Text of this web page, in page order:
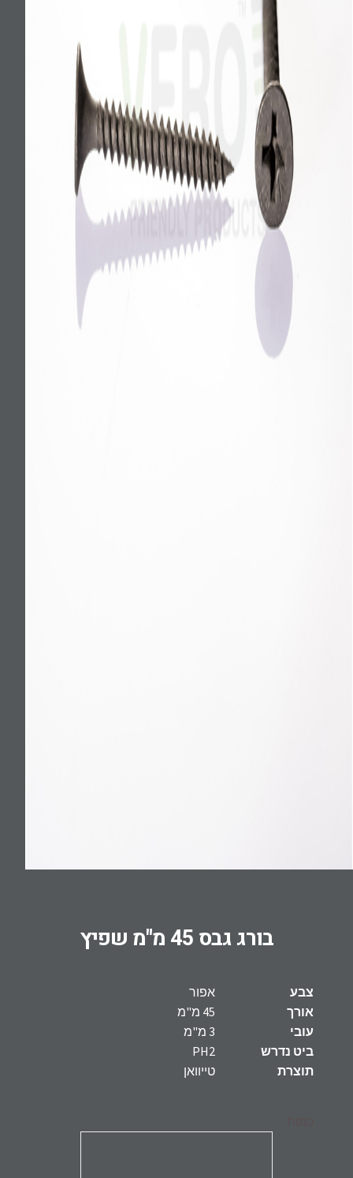
בורג גבס 45 מ"מ שפיץ
צבע
אפור
אורך
45 מ"מ
עובי
3 מ"מ
ביט נדרש
PH2
תוצרת
טייוואן